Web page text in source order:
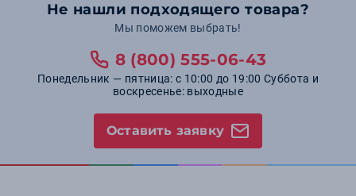
Не нашли подходящего товара?
Мы поможем выбрать!
8 (800) 555-06-43
Понедельник — пятница: с 10:00 до 19:00 Суббота и
воскресенье: выходные
Оставить заявку